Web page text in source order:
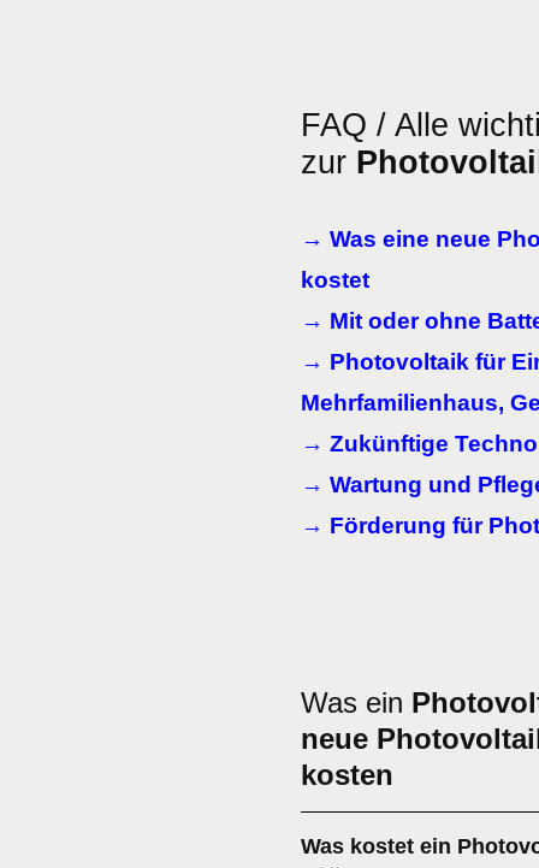
FAQ / Alle
zur
→ Was eine neue
kostet
→ Mit oder ohne
→ Photovoltaik für
Mehrfamilienhaus,
→ Zukünftige
→ Wartung und
→ Förderung für
Was ein
neue
kosten
Was kostet ein